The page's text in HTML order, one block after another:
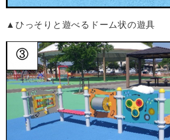
▲ひっそりと遊べるドーム状の遊具